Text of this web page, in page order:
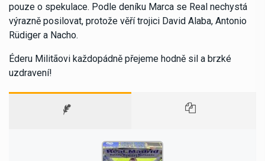
pouze o spekulace. Podle deníku Marca se Real nechystá
výrazně posilovat, protože věří trojici David Alaba, Antonio
Rüdiger a Nacho.
Éderu Militãovi každopádně přejeme hodně sil a brzké
uzdravení!